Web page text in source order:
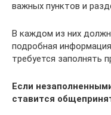
важных пунктов и
В каждом из них
подробная
требуется заполнять
Если
ставится